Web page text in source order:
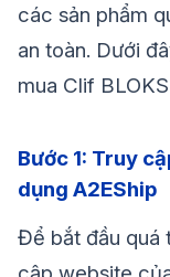
các sản phẩm
an toàn. Dưới
mua Clif
Bước 1: Truy
dụng A2EShip
Để bắt đầu quá